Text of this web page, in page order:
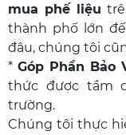
mua phế liệu
thành phố lớn
đâu, chúng tôi
* Góp Phần Bảo
thức được tầm
trường.
Chúng tôi thực